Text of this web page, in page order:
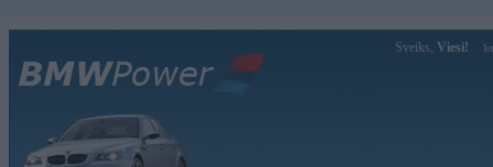
Sveiks, Viesi!